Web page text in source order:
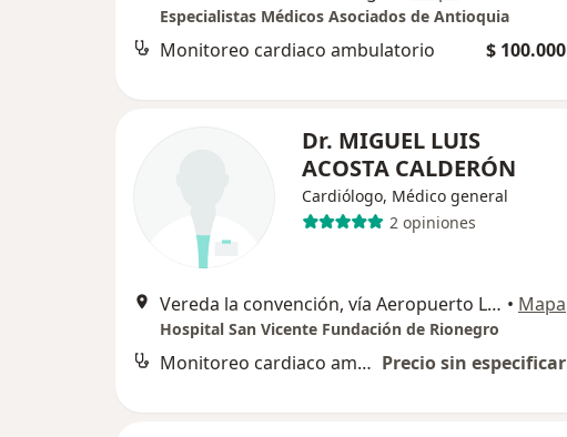
Especialistas Médicos Asociados de Antioquia
Monitoreo cardiaco ambulatorio $ 100.000
Dr. MIGUEL LUIS
ACOSTA CALDERÓN
Cardiólogo, Médico general
2 opiniones
Vereda la convención, vía Aeropuerto Llano grande Km 2,3, Rionegro • Mapa
Hospital San Vicente Fundación de Rionegro
Monitoreo cardiaco ambulatorio Precio sin especificar